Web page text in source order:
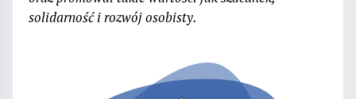
solidarność i rozwój osobisty.